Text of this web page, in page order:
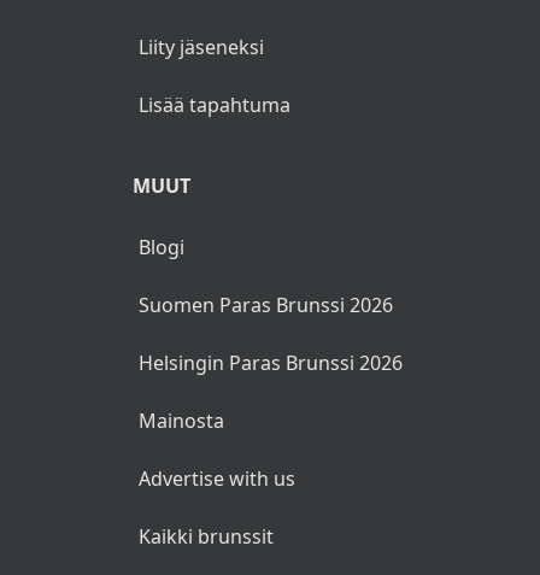
Liity jäseneksi
Lisää tapahtuma
MUUT
Blogi
Suomen Paras Brunssi 2026
Helsingin Paras Brunssi 2026
Mainosta
Advertise with us
Kaikki brunssit